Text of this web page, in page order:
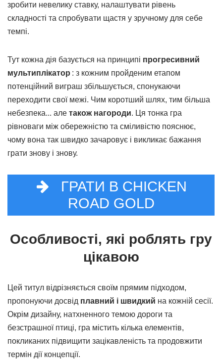
зробити невелику ставку, налаштувати рівень
складності та спробувати щастя у зручному для себе
темпі.
Тут кожна дія базується на принципі прогресивний
мультиплікатор : з кожним пройденим етапом
потенційний виграш збільшується, спонукаючи
переходити свої межі. Чим коротший шлях, тим більша
небезпека... але також нагороди. Ця тонка гра
рівноваги між обережністю та сміливістю пояснює,
чому вона так швидко зачаровує і викликає бажання
грати знову і знову.
ГРАТИ В CHICKEN
ROAD GOLD
Особливості, які роблять гру
цікавою
Цей титул відрізняється своїм прямим підходом,
пропонуючи досвід плавний і швидкий на кожній сесії.
Окрім дизайну, натхненного темою дороги та
безстрашної птиці, гра містить кілька елементів,
покликаних підвищити зацікавленість та продовжити
термін дії концепції.